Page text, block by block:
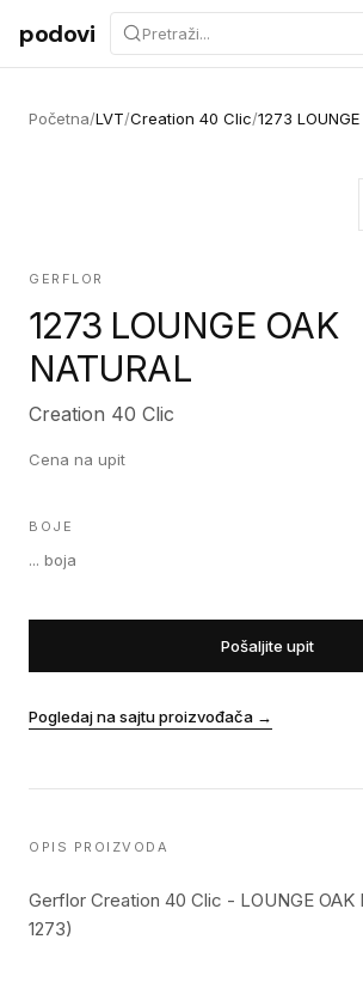
Preskoči na sadržaj
podovi
Početna/LVT/Creation 40 Clic/1273 LOUNGE
GERFLOR
1273 LOUNGE OAK
NATURAL
Creation 40 Clic
Cena na upit
BOJE
... boja
Pošaljite upit
Pogledaj na sajtu proizvođača →
OPIS PROIZVODA
Gerflor Creation 40 Clic - LOUNGE OAK
1273)